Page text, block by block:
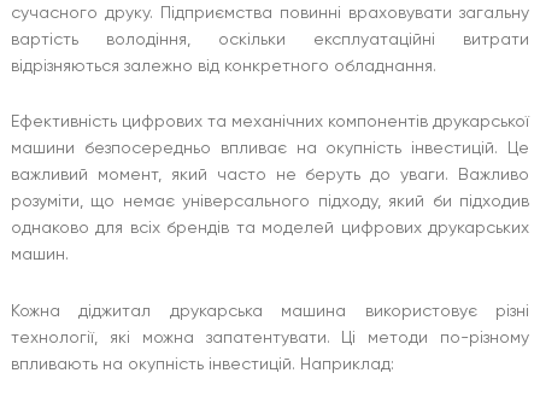
сучасного друку. Підприємства повинні враховувати загальну
вартість володіння, оскільки експлуатаційні витрати
відрізняються залежно від конкретного обладнання.
Ефективність цифрових та механічних компонентів друкарської
машини безпосередньо впливає на окупність інвестицій. Це
важливий момент, який часто не беруть до уваги. Важливо
розуміти, що немає універсального підходу, який би підходив
однаково для всіх брендів та моделей цифрових друкарських
машин.
Кожна діджитал друкарська машина використовує різні
технології, які можна запатентувати. Ці методи по-різному
впливають на окупність інвестицій. Наприклад: